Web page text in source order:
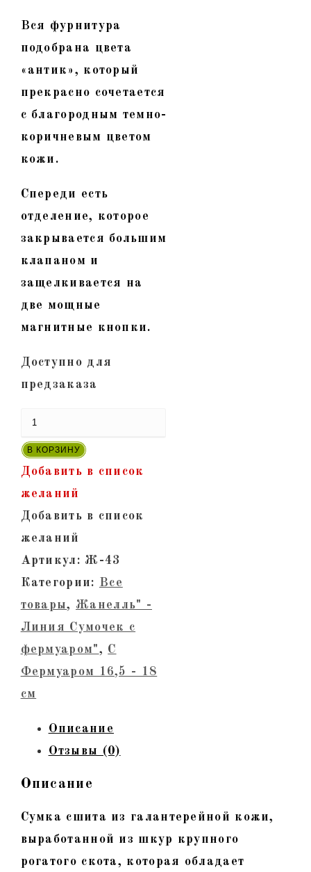
Вся фурнитура
подобрана цвета
«антик», который
прекрасно сочетается
с благородным темно-
коричневым цветом
кожи.
Спереди есть
отделение, которое
закрывается большим
клапаном и
защелкивается на
две мощные
магнитные кнопки.
Доступно для
предзаказа
Количество
товара
"Жанелль-43"
лак,
антик,
В КОРЗИНУ
Добавить в список
желаний
Добавить в список
желаний
Артикул: Ж-43
Категории:
Все
товары, Жанелль" -
Линия Сумочек с
фермуаром", С
Фермуаром 16,5 - 18
см
Описание
Отзывы (0)
Описание
Сумка сшита из галантерейной кожи,
выработанной из шкур крупного
рогатого скота, которая обладает